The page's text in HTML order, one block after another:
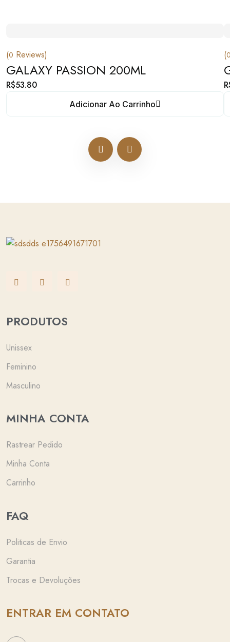
(0 Reviews)
GALAXY PASSION 200ML
R$53.80
Adicionar Ao Carrinho
(
PRODUTOS
Unissex
Feminino
Masculino
MINHA CONTA
Rastrear Pedido
Minha Conta
Carrinho
FAQ
Politicas de Envio
Garantia
Trocas e Devoluções
ENTRAR EM CONTATO